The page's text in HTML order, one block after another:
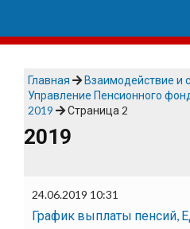
Главная
Взаимодействие и
Управление Пенсионного
2019
Страница 2
2019
24.06.2019 10:31
График выплаты пенсий,